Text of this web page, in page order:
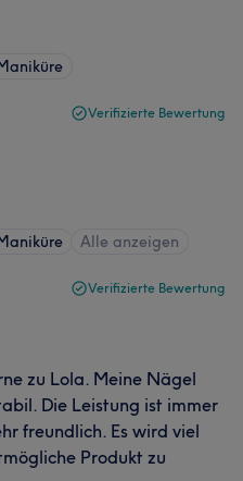
Verifizierte Bewertung
Alle anzeigen
Verifizierte Bewertung
zu Lola. Meine Nägel
Die Leistung ist immer
freundlich. Es wird viel
Produkt zu